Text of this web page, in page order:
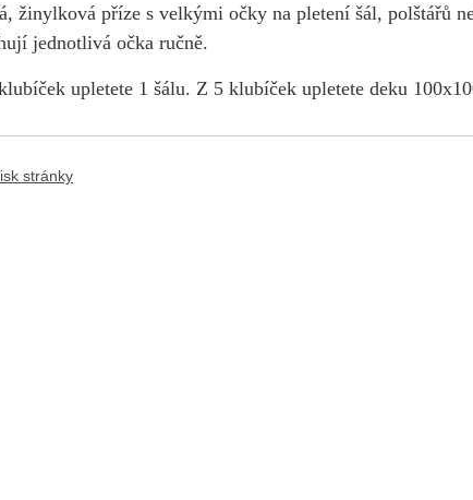
žinylková příze s velkými očky na pletení šál, polštářů
jednotlivá očka ručně.
upletete 1 šálu. Z 5 klubíček upletete deku
stránky